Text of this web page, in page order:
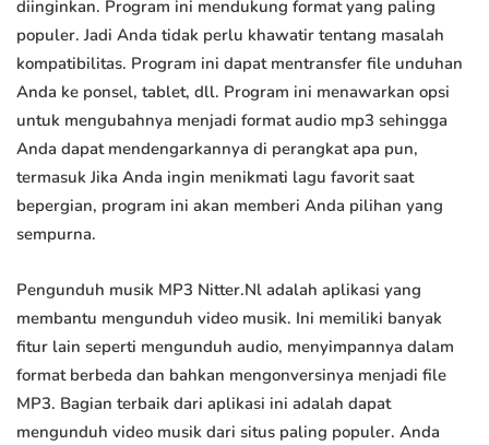
diinginkan. Program ini mendukung format yang paling
populer. Jadi Anda tidak perlu khawatir tentang masalah
kompatibilitas. Program ini dapat mentransfer file unduhan
Anda ke ponsel, tablet, dll. Program ini menawarkan opsi
untuk mengubahnya menjadi format audio mp3 sehingga
Anda dapat mendengarkannya di perangkat apa pun,
termasuk Jika Anda ingin menikmati lagu favorit saat
bepergian, program ini akan memberi Anda pilihan yang
sempurna.
Pengunduh musik MP3 Nitter.Nl adalah aplikasi yang
membantu mengunduh video musik. Ini memiliki banyak
fitur lain seperti mengunduh audio, menyimpannya dalam
format berbeda dan bahkan mengonversinya menjadi file
MP3. Bagian terbaik dari aplikasi ini adalah dapat
mengunduh video musik dari situs paling populer. Anda